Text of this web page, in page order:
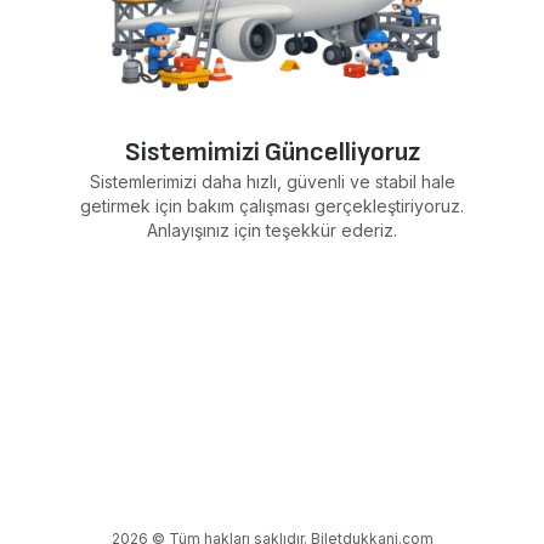
Sistemimizi Güncelliyoruz
Sistemlerimizi daha hızlı, güvenli ve stabil hale
getirmek için bakım çalışması gerçekleştiriyoruz.
Anlayışınız için teşekkür ederiz.
2026 © Tüm hakları saklıdır. Biletdukkani.com